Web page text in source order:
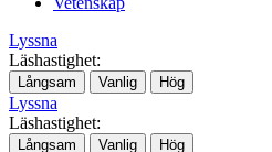
Lyssna
Läshastighet:
Långsam Vanlig Hög
Lyssna
Läshastighet:
Långsam Vanlig Hög